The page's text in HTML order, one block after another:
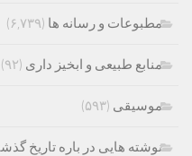
مطبوعات و رسانه ها (۶,۷۳۹)
منابع طبیعی و ابخیز داری (۹۲)
موسیقی (۵۹۳)
نوشته هایی در باره تاریخ